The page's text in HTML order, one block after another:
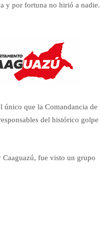
y por fortuna no hirió a nadie.
único que la Comandancia de
del histórico golpe
fue visto un grupo